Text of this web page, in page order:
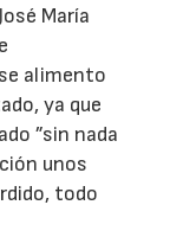
María
alimento
ya que
”sin nada
unos
todo